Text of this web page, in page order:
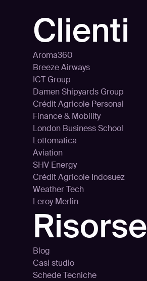
Clienti
Aroma360
Breeze Airways
ICT Group
Damen Shipyards Group
Crédit Agricole Personal
Finance & Mobility
London Business School
Lottomatica
Aviation
SHV Energy
Crédit Agricole Indosuez
Weather Tech
Leroy Merlin
Risorse
Blog
Casi studio
Schede Tecniche